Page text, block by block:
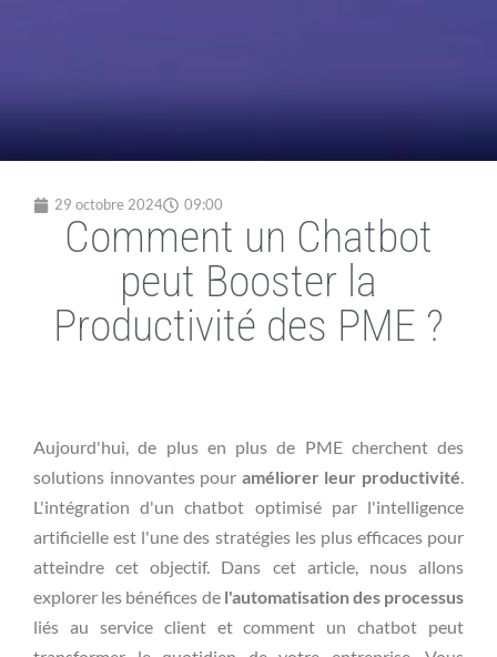
29 octobre 2024 09:00
Comment un Chatbot
peut Booster la
Productivité des PME ?
Aujourd'hui, de plus en plus de PME cherchent des
solutions innovantes pour améliorer leur productivité.
L'intégration d'un chatbot optimisé par l'intelligence
artificielle est l'une des stratégies les plus efficaces pour
atteindre cet objectif. Dans cet article, nous allons
explorer les bénéfices de l'automatisation des processus
liés au service client et comment un chatbot peut